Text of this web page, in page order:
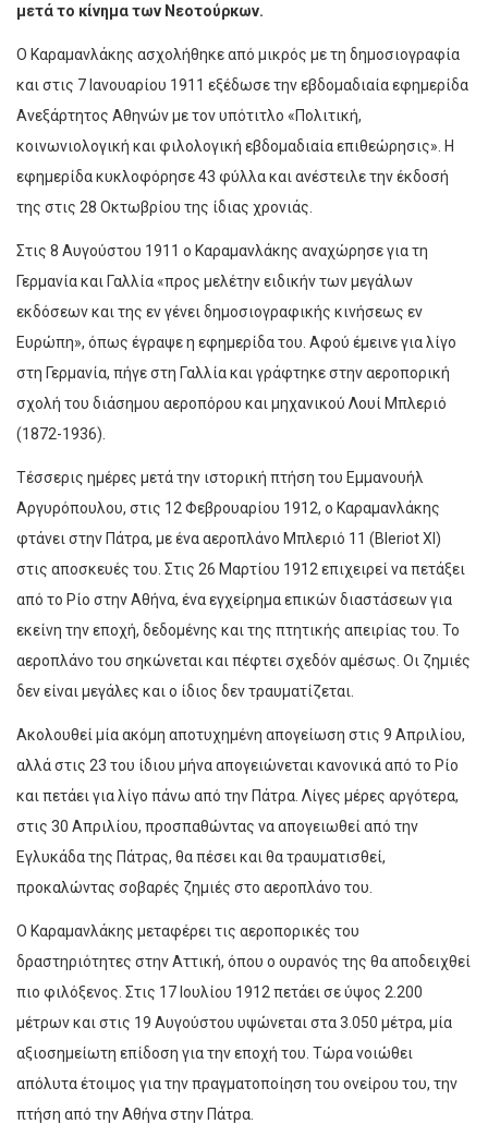
μετά το κίνημα των Νεοτούρκων.
Ο Καραμανλάκης ασχολήθηκε από μικρός με τη δημοσιογραφία
και στις 7 Ιανουαρίου 1911 εξέδωσε την εβδομαδιαία εφημερίδα
Ανεξάρτητος Αθηνών με τον υπότιτλο «Πολιτική,
κοινωνιολογική και φιλολογική εβδομαδιαία επιθεώρησις». Η
εφημερίδα κυκλοφόρησε 43 φύλλα και ανέστειλε την έκδοσή
της στις 28 Οκτωβρίου της ίδιας χρονιάς.
Στις 8 Αυγούστου 1911 ο Καραμανλάκης αναχώρησε για τη
Γερμανία και Γαλλία «προς μελέτην ειδικήν των μεγάλων
εκδόσεων και της εν γένει δημοσιογραφικής κινήσεως εν
Ευρώπη», όπως έγραψε η εφημερίδα του. Αφού έμεινε για λίγο
στη Γερμανία, πήγε στη Γαλλία και γράφτηκε στην αεροπορική
σχολή του διάσημου αεροπόρου και μηχανικού Λουί Μπλεριό
(1872-1936).
Τέσσερις ημέρες μετά την ιστορική πτήση του Εμμανουήλ
Αργυρόπουλου, στις 12 Φεβρουαρίου 1912, ο Καραμανλάκης
φτάνει στην Πάτρα, με ένα αεροπλάνο Μπλεριό 11 (Bleriot XI)
στις αποσκευές του. Στις 26 Μαρτίου 1912 επιχειρεί να πετάξει
από το Ρίο στην Αθήνα, ένα εγχείρημα επικών διαστάσεων για
εκείνη την εποχή, δεδομένης και της πτητικής απειρίας του. Το
αεροπλάνο του σηκώνεται και πέφτει σχεδόν αμέσως. Οι ζημιές
δεν είναι μεγάλες και ο ίδιος δεν τραυματίζεται.
Ακολουθεί μία ακόμη αποτυχημένη απογείωση στις 9 Απριλίου,
αλλά στις 23 του ίδιου μήνα απογειώνεται κανονικά από το Ρίο
και πετάει για λίγο πάνω από την Πάτρα. Λίγες μέρες αργότερα,
στις 30 Απριλίου, προσπαθώντας να απογειωθεί από την
Εγλυκάδα της Πάτρας, θα πέσει και θα τραυματισθεί,
προκαλώντας σοβαρές ζημιές στο αεροπλάνο του.
Ο Καραμανλάκης μεταφέρει τις αεροπορικές του
δραστηριότητες στην Αττική, όπου ο ουρανός της θα αποδειχθεί
πιο φιλόξενος. Στις 17 Ιουλίου 1912 πετάει σε ύψος 2.200
μέτρων και στις 19 Αυγούστου υψώνεται στα 3.050 μέτρα, μία
αξιοσημείωτη επίδοση για την εποχή του. Τώρα νοιώθει
απόλυτα έτοιμος για την πραγματοποίηση του ονείρου του, την
πτήση από την Αθήνα στην Πάτρα.